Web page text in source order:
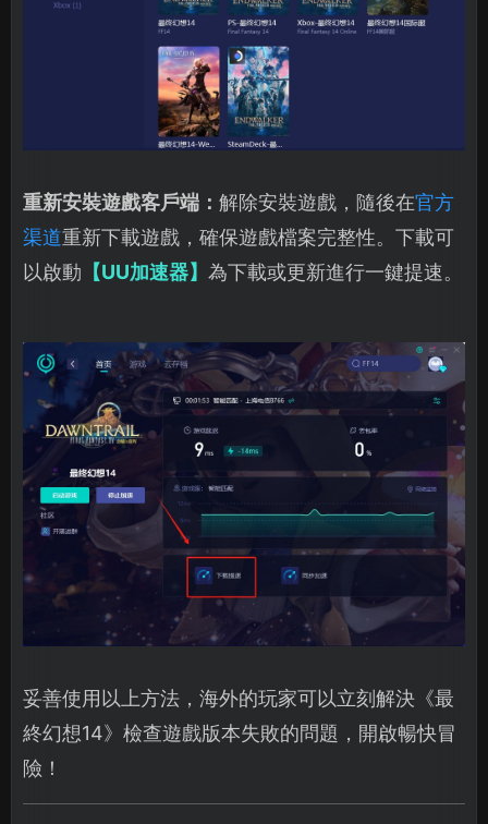
重新安裝遊戲客戶端： 解除安裝遊戲，隨後在官方
渠道重新下載遊戲，確保遊戲檔案完整性。下載可
以啟動 【UU加速器】 為下載或更新進行一鍵提速。
妥善使用以上方法，海外的玩家可以立刻解決《最
終幻想14》檢查遊戲版本失敗的問題，開啟暢快冒
險！